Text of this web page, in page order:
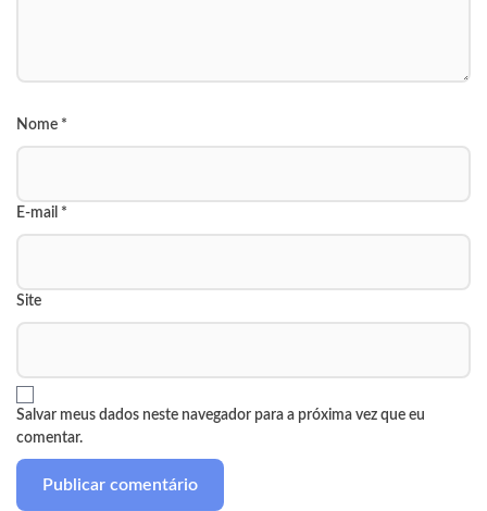
Nome *
E-mail *
Site
Salvar meus dados neste navegador para a próxima vez que eu
comentar.